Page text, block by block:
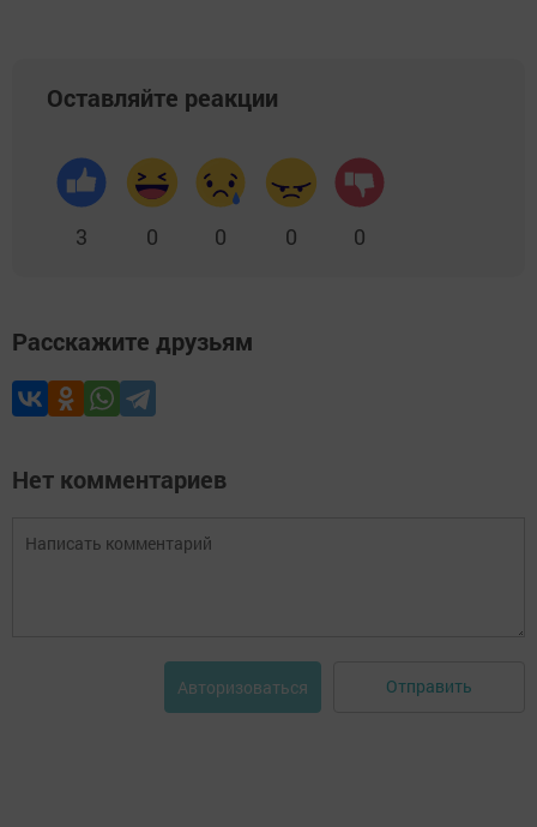
Оставляйте реакции
3 0 0 0 0
Расскажите друзьям
Нет комментариев
Авторизоваться Отправить